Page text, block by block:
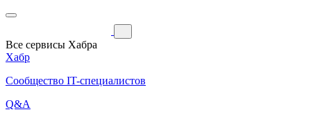
Все сервисы Хабра
Хабр
Сообщество IT-специалистов
Q&A